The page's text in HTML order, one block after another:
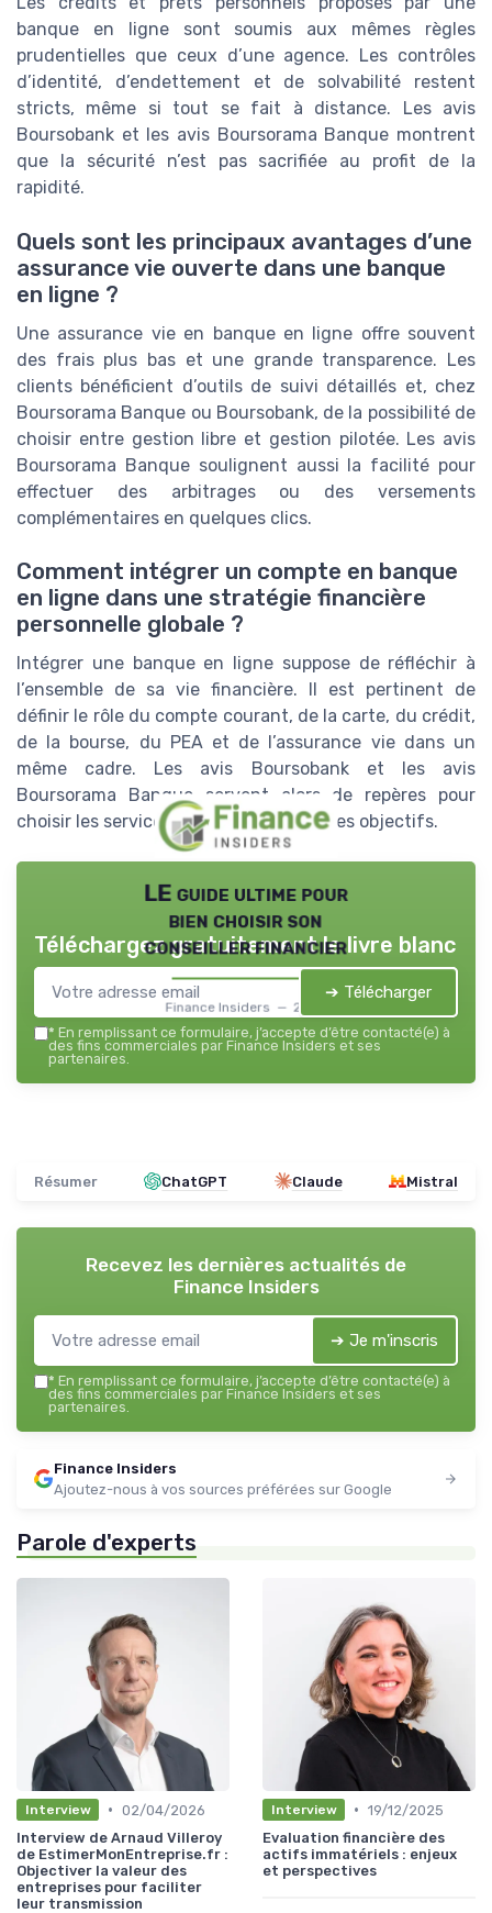
banque en ligne sont soumis aux mêmes règles
prudentielles que ceux d’une agence. Les contrôles
d’identité, d’endettement et de solvabilité restent
stricts, même si tout se fait à distance. Les avis
Boursobank et les avis Boursorama Banque montrent
que la sécurité n’est pas sacrifiée au profit de la
rapidité.
Quels sont les principaux avantages d’une
assurance vie ouverte dans une banque
en ligne ?
Une assurance vie en banque en ligne offre souvent
des frais plus bas et une grande transparence. Les
clients bénéficient d’outils de suivi détaillés et, chez
Boursorama Banque ou Boursobank, de la possibilité de
choisir entre gestion libre et gestion pilotée. Les avis
Boursorama Banque soulignent aussi la facilité pour
effectuer des arbitrages ou des versements
complémentaires en quelques clics.
Comment intégrer un compte en banque
en ligne dans une stratégie financière
personnelle globale ?
Intégrer une banque en ligne suppose de réfléchir à
l’ensemble de sa vie financière. Il est pertinent de
définir le rôle du compte courant, de la carte, du crédit,
de la bourse, du PEA et de l’assurance vie dans un
même cadre. Les avis Boursobank et les avis
Boursorama Banque servent alors de repères pour
choisir les services les plus adaptés à ses objectifs.
LE guide ultime pour
bien choisir son
conseiller financier
Finance Insiders — 2026
Téléchargez gratuitement le livre blanc
➔ Télécharger
* En remplissant ce formulaire, j’accepte d’être contacté(e) à
des fins commerciales par Finance Insiders et ses
partenaires.
Résumer ChatGPT Claude Mistral
Recevez les dernières actualités de
Finance Insiders
➔ Je m'inscris
* En remplissant ce formulaire, j’accepte d’être contacté(e) à
des fins commerciales par Finance Insiders et ses
partenaires.
Finance Insiders
Ajoutez-nous à vos sources préférées sur Google
Parole d'experts
Interview • 02/04/2026
Interview de Arnaud Villeroy
de EstimerMonEntreprise.fr :
Objectiver la valeur des
entreprises pour faciliter
leur transmission
Interview • 19/12/2025
Evaluation financière des
actifs immatériels : enjeux
et perspectives